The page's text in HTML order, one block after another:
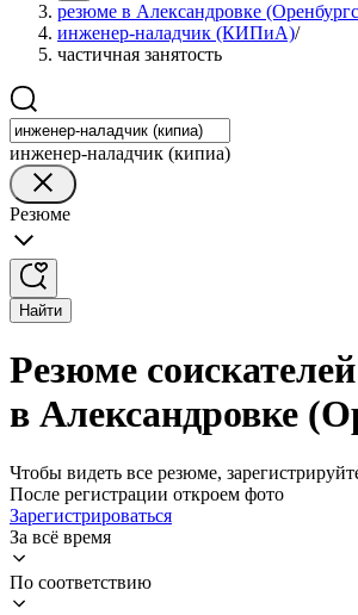
резюме в Александровке
инженер-наладчик (КИПиА)/
частичная занятость
инженер-наладчик (кипиа)
Резюме
Найти
Резюме
в Александровке
Чтобы видеть все резюме,
После регистрации откроем фото
Зарегистрироваться
За всё время
По соответствию